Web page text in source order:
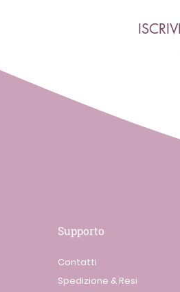
Supporto
Contatti
Spedizione & Resi